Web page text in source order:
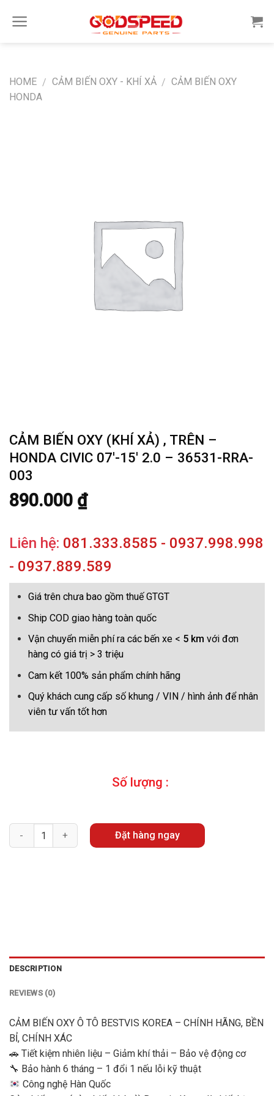
HOME / CẢM BIẾN OXY - KHÍ XẢ / CẢM BIẾN OXY
HONDA
CẢM BIẾN OXY (KHÍ XẢ) , TRÊN –
HONDA CIVIC 07′-15′ 2.0 – 36531-RRA-
003
890.000 ₫
Liên hệ: 081.333.8585 - 0937.998.998
- 0937.889.589
Giá trên chưa bao gồm thuế GTGT
Ship COD giao hàng toàn quốc
Vận chuyển miễn phí ra các bến xe < 5 km với đơn
hàng có giá trị > 3 triệu
Cam kết 100% sản phẩm chính hãng
Quý khách cung cấp số khung / VIN / hình ảnh để nhân
viên tư vấn tốt hơn
Số lượng :
Đặt hàng ngay
DESCRIPTION
REVIEWS (0)
CẢM BIẾN OXY Ô TÔ BESTVIS KOREA – CHÍNH HÃNG, BỀN
BỈ, CHÍNH XÁC
🚗 Tiết kiệm nhiên liệu – Giảm khí thải – Bảo vệ động cơ
🔧 Bảo hành 6 tháng – 1 đổi 1 nếu lỗi kỹ thuật
Công nghệ Hàn Quốc